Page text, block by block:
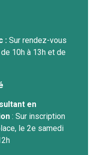
: Sur rendez-vous
10h à 13h et de
en
: Sur inscription
le 2e samedi